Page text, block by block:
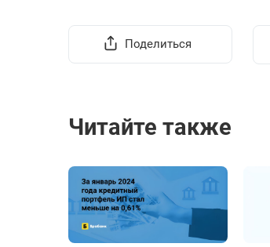
Поделиться
Читайте также